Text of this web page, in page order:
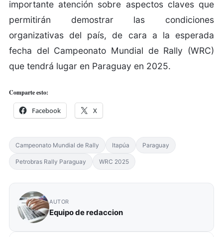
importante atención sobre aspectos claves que
permitirán demostrar las condiciones
organizativas del país, de cara a la esperada
fecha del Campeonato Mundial de Rally (WRC)
que tendrá lugar en Paraguay en 2025.
Comparte esto:
Facebook X
Campeonato Mundial de Rally Itapúa Paraguay
Petrobras Rally Paraguay WRC 2025
AUTOR
Equipo de redaccion